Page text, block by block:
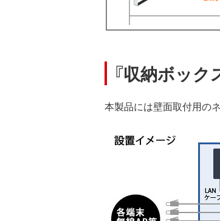
『収納ボッ
本製品には壁面取付用の